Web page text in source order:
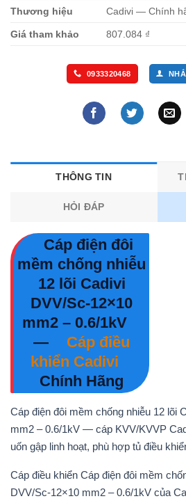
Thương hiệu Cadivi — Chính
Giá tham khảo 807.084 ₫
0933320468
THÔNG TIN
HỎI ĐÁP
Cáp điện đôi
mềm chống nhiễu
12 lõi Cadivi
DVV/Sc-12×10
mm2 – 0.6/1kV
—
Cáp điều
khiển Cadivi
Chính Hãng
Cáp điện đôi mềm chống nhiễu 12 lõi
mm2 – 0.6/1kV — cáp KVV/KVVP
uốn gập linh hoạt, phù hợp tủ điều
Cáp điều khiển Cáp điện đôi mềm
DVV/Sc-12×10 mm2 – 0.6/1kV của